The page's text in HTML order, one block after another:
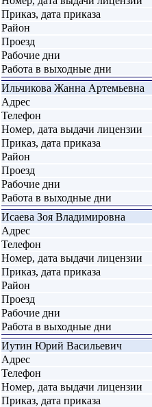
Приказ, дата приказа
Район
Проезд
Рабочие дни
Работа в выходные дни
Ильчикова Жанна Артемьевна
Адрес
Телефон
Номер, дата выдачи лицензии
Приказ, дата приказа
Район
Проезд
Рабочие дни
Работа в выходные дни
Исаева Зоя Владимировна
Адрес
Телефон
Номер, дата выдачи лицензии
Приказ, дата приказа
Район
Проезд
Рабочие дни
Работа в выходные дни
Иутин Юрий Васильевич
Адрес
Телефон
Номер, дата выдачи лицензии
Приказ, дата приказа